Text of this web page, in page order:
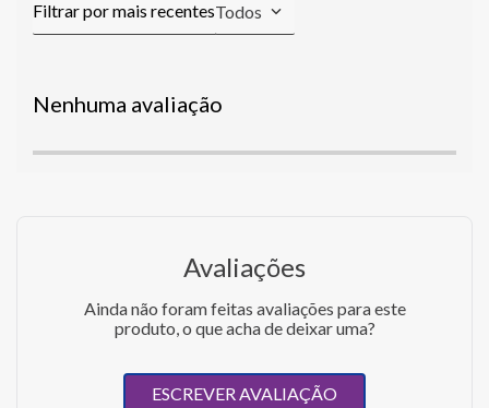
Todos
Nenhuma avaliação
Avaliações
Ainda não foram feitas avaliações para este
produto, o que acha de deixar uma?
ESCREVER AVALIAÇÃO